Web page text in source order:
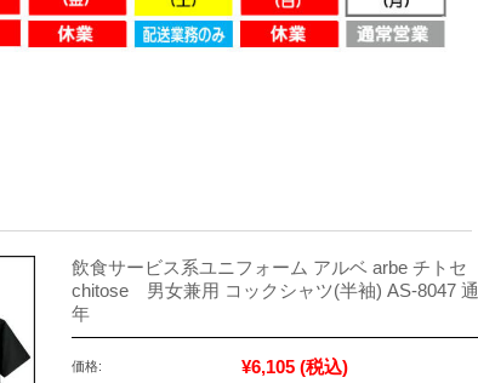
飲食サービス系ユニフォーム アルベ arbe チトセ
chitose 男女兼用 コックシャツ(半袖) AS-8047 通
年
価格: ¥6,105 (税込)